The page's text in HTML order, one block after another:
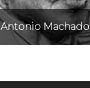
Antonio Machado